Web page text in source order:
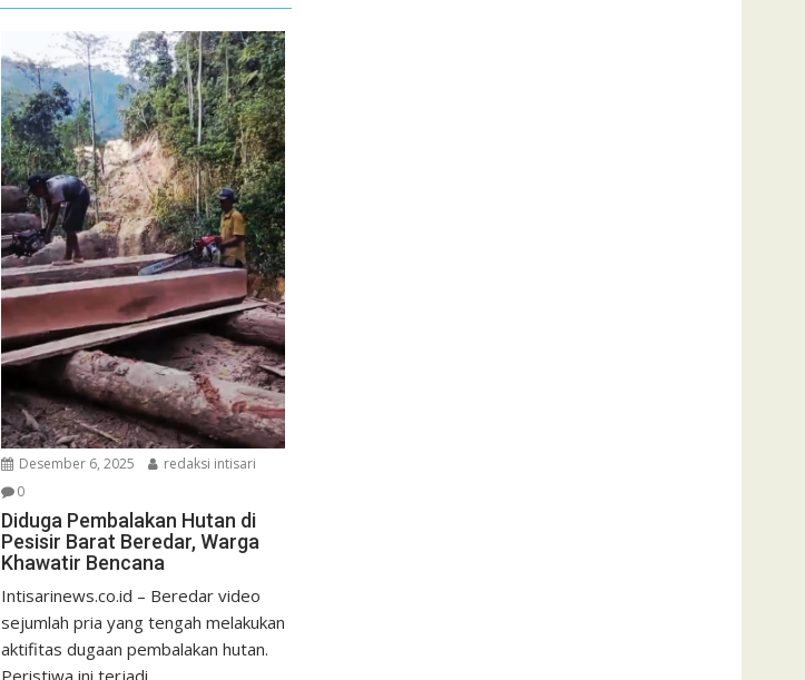
Desember 6, 2025
redaksi intisari
0
Diduga Pembalakan Hutan di
Pesisir Barat Beredar, Warga
Khawatir Bencana
Intisarinews.co.id – Beredar video
sejumlah pria yang tengah melakukan
aktifitas dugaan pembalakan hutan.